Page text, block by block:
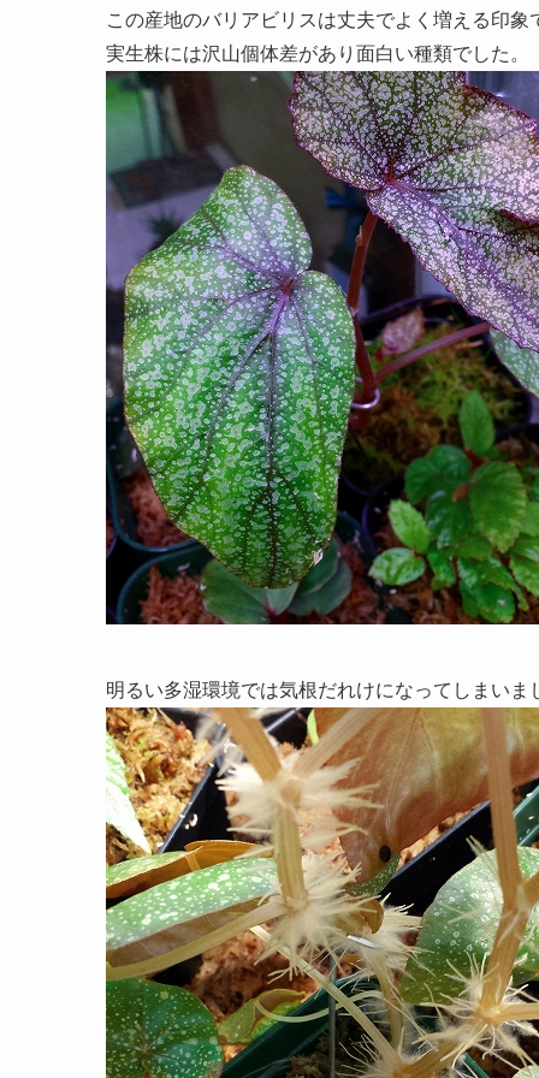
この産地のバリアビリスは丈夫でよく増える印象
実生株には沢山個体差があり面白い種類でした。
明るい多湿環境では気根だれけになってしまいま